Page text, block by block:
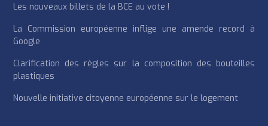
Les nouveaux billets de la BCE au vote !
La Commission européenne inflige une amende record à
Google
Clarification des règles sur la composition des bouteilles
plastiques
Nouvelle initiative citoyenne européenne sur le logement